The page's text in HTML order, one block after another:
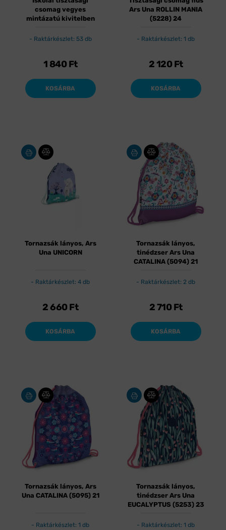
csomag vegyes
mintázatú kivitelben
Raktárkészlet: 53 db
1 840 Ft
KOSÁRBA
Ars Una ROLLIN MANIA
(5228) 24
Raktárkészlet: 1 db
2 120 Ft
KOSÁRBA
Tornazsák lányos, Ars
Una UNICORN
Raktárkészlet: 4 db
2 660 Ft
KOSÁRBA
Tornazsák lányos,
tinédzser Ars Una
CATALINA (5094) 21
Raktárkészlet: 2 db
2 710 Ft
KOSÁRBA
Tornazsák lányos, Ars
Una CATALINA (5095) 21
Raktárkészlet: 1 db
Tornazsák lányos,
tinédzser Ars Una
EUCALYPTUS (5253) 23
Raktárkészlet: 1 db